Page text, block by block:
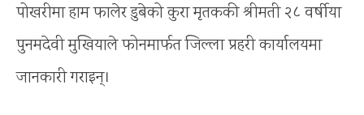
पोखरीमा हाम फालेर डुबेको कुरा मृतककी श्रीमती २८ वर्षीया
पुनमदेवी मुखियाले फोनमार्फत जिल्ला प्रहरी कार्यालयमा
जानकारी गराइन्।